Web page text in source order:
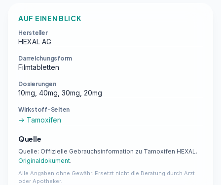
AUF EINEN BLICK
Hersteller
HEXAL AG
Darreichungsform
Filmtabletten
Dosierungen
10mg, 40mg, 30mg, 20mg
Wirkstoff-Seiten
→ Tamoxifen
Quelle
Quelle: Offizielle Gebrauchsinformation zu Tamoxifen HEXAL.
Originaldokument.
Alle Angaben ohne Gewähr. Ersetzt nicht die Beratung durch Arzt
oder Apotheker.